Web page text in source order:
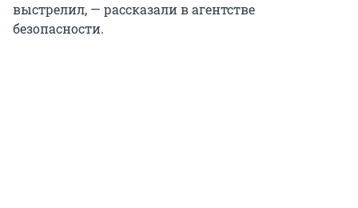
выстрелил, — рассказали в агентстве
безопасности.